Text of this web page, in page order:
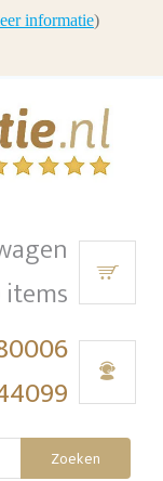
Zoeken
informatie)